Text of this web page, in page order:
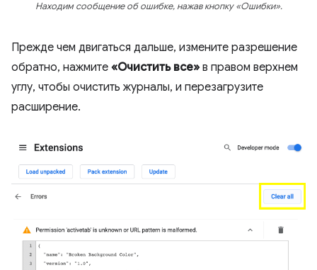
Находим сообщение об ошибке, нажав кнопку «Ошибки».
Прежде чем двигаться дальше, измените разрешение
обратно, нажмите «Очистить все» в правом верхнем
углу, чтобы очистить журналы, и перезагрузите
расширение.